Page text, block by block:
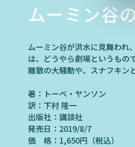
ムーミン谷
ムーミン谷が洪水に見舞われ
は、どうやら劇場というも
離散の大騒動や、スナフキン
著：トーベ・ヤンソン
訳：下村 隆一
出版社：講談社
発売日：2019/8/7
価 格：1,650円（税込）